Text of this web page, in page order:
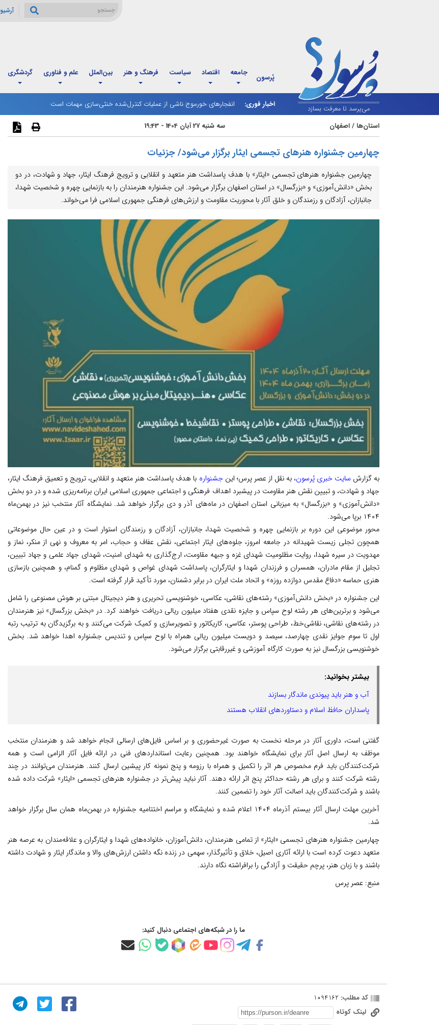
آرشیو
می‌پرسد تا معرفت بسازد
پُرسون جامعه اقتصاد سیاست فرهنگ و هنر بین‌الملل علم و فناوری گردشگری
اخبار فوری:
انفجارهای خورموج ناشی از عملیات کنترل‌شده خنثی‌سازی مهمات است
استان‌ها /اصفهان سه شنبه 27 آبان 1404 - 19:43
چهارمین جشنواره هنرهای تجسمی ایثار برگزار می‌شود/ جزئیات
چهارمین جشنواره هنرهای تجسمی «ایثار» با هدف پاسداشت هنر متعهد و انقلابی و ترویج فرهنگ ایثار، جهاد و شهادت، در دو
بخش «دانش‌آموزی» و «بزرگسال» در استان اصفهان برگزار می‌شود. این جشنواره هنرمندان را به بازنمایی چهره و شخصیت شهدا،
جانبازان، آزادگان و رزمندگان و خلق آثار با محوریت مقاومت و ارزش‌های فرهنگی جمهوری اسلامی فرا می‌خواند.
به گزارش سایت خبری پُرسون، به نقل از عصر پرس؛ این جشنواره با هدف پاسداشت هنر متعهد و انقلابی، ترویج و تعمیق فرهنگ ایثار،
جهاد و شهادت، و تبیین نقش هنر مقاومت در پیشبرد اهداف فرهنگی و اجتماعی جمهوری اسلامی ایران برنامه‌ریزی شده و در دو بخش
«دانش‌آموزی» و «بزرگسال» به میزبانی استان اصفهان در ماه‌های آذر و دی برگزار خواهد شد. نمایشگاه آثار منتخب نیز در بهمن‌ماه
۱۴۰۴ برپا می‌شود.
محور موضوعی این دوره بر بازنمایی چهره و شخصیت شهدا، جانبازان، آزادگان و رزمندگان استوار است و در عین حال موضوعاتی
همچون تجلی زیست شهیدانه در جامعه امروز، جلوه‌های ایثار اجتماعی، نقش عفاف و حجاب، امر به معروف و نهی از منکر، نماز و
مهدویت در سیره شهدا، روایت مظلومیت شهدای غزه و جبهه مقاومت، ارج‌گذاری به شهدای امنیت، شهدای جهاد علمی و جهاد تبیین،
تجلیل از مقام مادران، همسران و فرزندان شهدا و ایثارگران، پاسداشت شهدای غواص و شهدای مظلوم و گمنام، و همچنین بازسازی
هنری حماسه «دفاع مقدس دوازده روزه» و اتحاد ملت ایران در برابر دشمنان، مورد تأکید قرار گرفته است.
این جشنواره در «بخش دانش‌آموزی» رشته‌های نقاشی، عکاسی، خوشنویسی تحریری و هنر دیجیتال مبتنی بر هوش مصنوعی را شامل
می‌شود و برترین‌های هر رشته لوح سپاس و جایزه نقدی هفتاد میلیون ریالی دریافت خواهند کرد. در «بخش بزرگسال» نیز هنرمندان
در رشته‌های نقاشی، نقاشی‌خط، طراحی پوستر، عکاسی، کاریکاتور و تصویرسازی و کمیک شرکت می‌کنند و به برگزیدگان به ترتیب رتبه
اول تا سوم جوایز نقدی چهارصد، سیصد و دویست میلیون ریالی همراه با لوح سپاس و تندیس جشنواره اهدا خواهد شد. بخش
خوشنویسی بزرگسال نیز به صورت کارگاه آموزشی و غیررقابتی برگزار می‌شود.
بیشتر بخوانید:
آب و هنر باید پیوندی ماندگار بسازند
پاسداران حافظ اسلام و دستاوردهای انقلاب هستند
گفتنی است، داوری آثار در مرحله نخست به صورت غیرحضوری و بر اساس فایل‌های ارسالی انجام خواهد شد و هنرمندان منتخب
موظف به ارسال اصل آثار برای نمایشگاه خواهند بود. همچنین رعایت استانداردهای فنی در ارائه فایل آثار الزامی است و همه
شرکت‌کنندگان باید فرم مخصوص هر اثر را تکمیل و همراه با رزومه و پنج نمونه کار پیشین ارسال کنند. هنرمندان می‌توانند در چند
رشته شرکت کنند و برای هر رشته حداکثر پنج اثر ارائه دهند. آثار نباید پیش‌تر در جشنواره هنرهای تجسمی «ایثار» شرکت داده شده
باشند و شرکت‌کنندگان باید اصالت آثار خود را تضمین کنند.
آخرین مهلت ارسال آثار بیستم آذرماه ۱۴۰۴ اعلام شده و نمایشگاه و مراسم اختتامیه جشنواره در بهمن‌ماه همان سال برگزار خواهد
شد.
چهارمین جشنواره هنرهای تجسمی «ایثار» از تمامی هنرمندان، دانش‌آموزان، خانواده‌های شهدا و ایثارگران و علاقه‌مندان به عرصه هنر
متعهد دعوت کرده است با ارائه آثاری اصیل، خلاق و تأثیرگذار، سهمی در زنده نگه داشتن ارزش‌های والا و ماندگار ایثار و شهادت داشته
باشند و با زبان هنر، پرچم حقیقت و آزادگی را برافراشته نگاه دارند.
منبع: عصر پرس
ما را در شبکه‌های اجتماعی دنبال کنید:
کد مطلب: 1094162
لینک کوتاه